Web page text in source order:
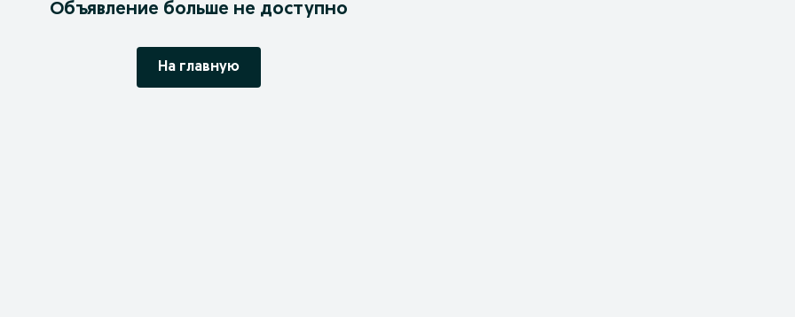
Объявление больше не доступно
На главную